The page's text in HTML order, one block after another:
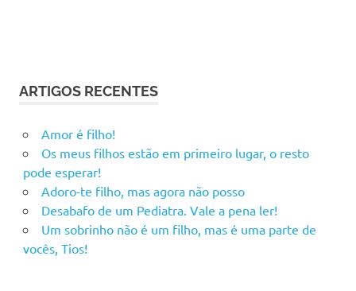
ARTIGOS RECENTES
Amor é filho!
Os meus filhos estão em primeiro lugar, o resto
pode esperar!
Adoro-te filho, mas agora não posso
Desabafo de um Pediatra. Vale a pena ler!
Um sobrinho não é um filho, mas é uma parte de
vocês, Tios!